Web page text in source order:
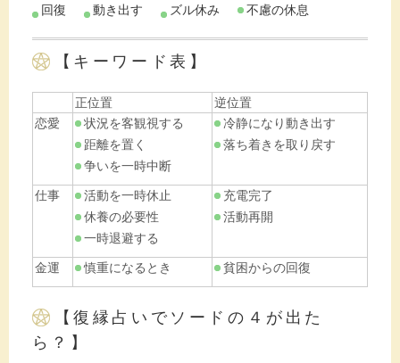
回復 動き出す ズル休み 不慮の休息
【キーワード表】
正位置
逆位置
恋愛
状況を客観視する
距離を置く
争いを一時中断
冷静になり動き出す
落ち着きを取り戻す
仕事
活動を一時休止
休養の必要性
一時退避する
充電完了
活動再開
金運 慎重になるとき 貧困からの回復
【復縁占いでソードの４が出た
ら？】